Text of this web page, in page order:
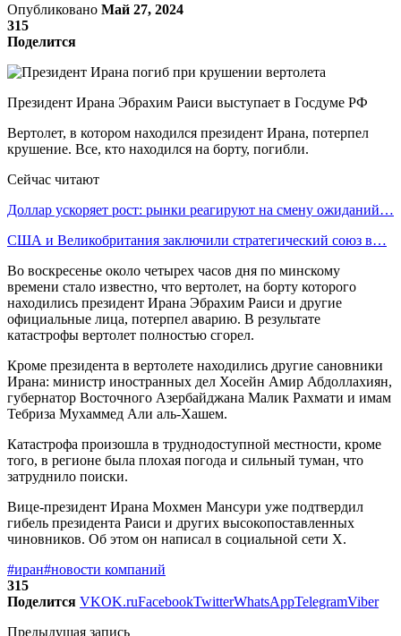
Опубликовано Май 27, 2024
315
Поделится
Президент Ирана Эбрахим Раиси выступает в Госдуме РФ
Вертолет, в котором находился президент Ирана, потерпел
крушение. Все, кто находился на борту, погибли.
Сейчас читают
Доллар ускоряет рост: рынки реагируют на смену ожиданий…
США и Великобритания заключили стратегический союз в…
Во воскресенье около четырех часов дня по минскому
времени стало известно, что вертолет, на борту которого
находились президент Ирана Эбрахим Раиси и другие
официальные лица, потерпел аварию. В результате
катастрофы вертолет полностью сгорел.
Кроме президента в вертолете находились другие сановники
Ирана: министр иностранных дел Хосейн Амир Абдоллахиян,
губернатор Восточного Азербайджана Малик Рахмати и имам
Тебриза Мухаммед Али аль-Хашем.
Катастрофа произошла в труднодоступной местности, кроме
того, в регионе была плохая погода и сильный туман, что
затруднило поиски.
Вице-президент Ирана Мохмен Мансури уже подтвердил
гибель президента Раиси и других высокопоставленных
чиновников. Об этом он написал в социальной сети X.
#иран#новости компаний
315
Поделится VKOK.ruFacebookTwitterWhatsAppTelegramViber
Предыдущая запись